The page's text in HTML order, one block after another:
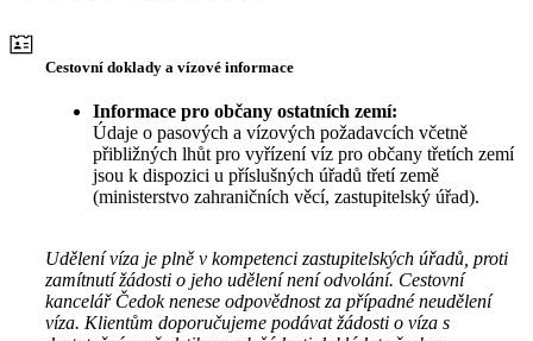
Cestovní doklady a vízové informace
Informace pro občany ostatních zemí:
Údaje o pasových a vízových požadavcích včetně
přibližných lhůt pro vyřízení víz pro občany třetích zemí
jsou k dispozici u příslušných úřadů třetí země
(ministerstvo zahraničních věcí, zastupitelský úřad).
Udělení víza je plně v kompetenci zastupitelských úřadů, proti
zamítnutí žádosti o jeho udělení není odvolání. Cestovní
kancelář Čedok nenese odpovědnost za případné neudělení
víza. Klientům doporučujeme podávat žádosti o víza s